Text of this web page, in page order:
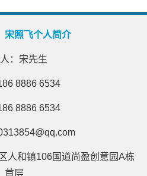
宋照飞个人简介
：宋先生
8886 6534
8886 6534
人和镇106国道尚盈创意园A栋
首层